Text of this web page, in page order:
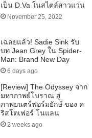
เป็น D.Va ในสไตล์สาวแว่น
November 25, 2022
เฉลยแล้ว! Sadie Sink รับ
บท Jean Grey ใน Spider-
Man: Brand New Day
6 days ago
[Review] The Odyssey จาก
มหากาพย์โบราณ สู่
ภาพยนตร์ฟอร์มยักษ์ ของ ค
ริสโตเฟอร์ โนแลน
2 weeks ago